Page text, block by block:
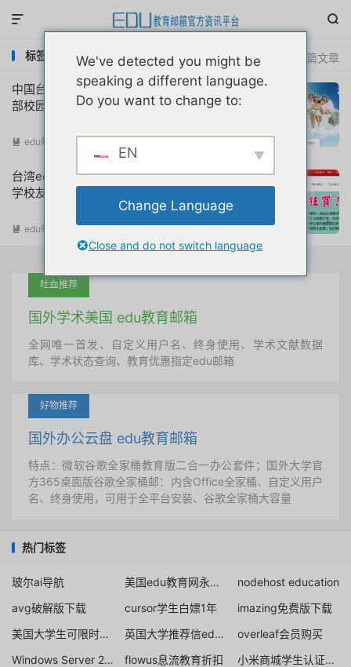


共 2 篇文章
标签：台湾edu邮箱申请
中国台湾省edu教育邮箱免费申请注册教育
部校园云端邮箱教程
 edu邮箱申请
台湾edu教育邮箱免费申请注册永久淡江大
学校友Alumni邮箱教程
 edu邮箱申请 阅读(24637)
吐血推荐
国外学术美国 edu教育邮箱
全网唯一首发、自定义用户名、终身使用、学术文献数据
库、学术状态查询、教育优惠指定edu邮箱
好物推荐
国外办公云盘 edu教育邮箱
特点：微软谷歌全家桶教育版二合一办公套件；国外大学官
方365桌面版谷歌全家桶邮：内含Office全家桶、自定义用户
名、终身使用，可用于全平台安装、谷歌全家桶大容量
热门标签
玻尔ai导航 美国edu教育网永久校友邮箱免费申请注册
nodehost education
avg破解版下载
cursor学生白嫖1年
imazing免费版下载
美国大学生可限时免费订阅 Google One AI Premium 计划
英国大学推荐信edu邮箱免费注册申请
overleaf会员购买
Windows Server 2012
flowus息流教育折扣 小米商城学生认证优惠
We've detected you might be
speaking a different language.
Do you want to change to:
EN
Change Language
Close and do not switch language